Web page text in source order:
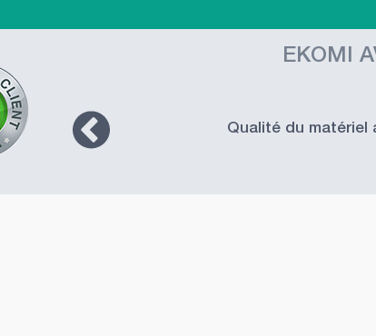
EKOMI
Qualité du matériel